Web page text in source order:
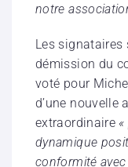
notre
Les
démission du
voté pour
d’une nouvelle
extraordinaire
dynamique
conformité